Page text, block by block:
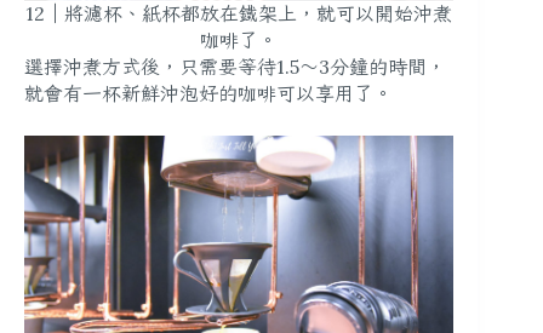
12｜將濾杯、紙杯都放在鐵架上，就可以開始沖煮
咖啡了。
選擇沖煮方式後，只需要等待1.5～3分鐘的時間，
就會有一杯新鮮沖泡好的咖啡可以享用了。